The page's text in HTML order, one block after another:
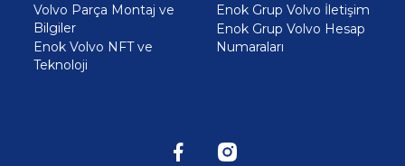
Volvo Parça Montaj ve
Bilgiler
Enok Volvo NFT ve
Teknoloji
Enok Grup Volvo İletişim
Enok Grup Volvo Hesap
Numaraları